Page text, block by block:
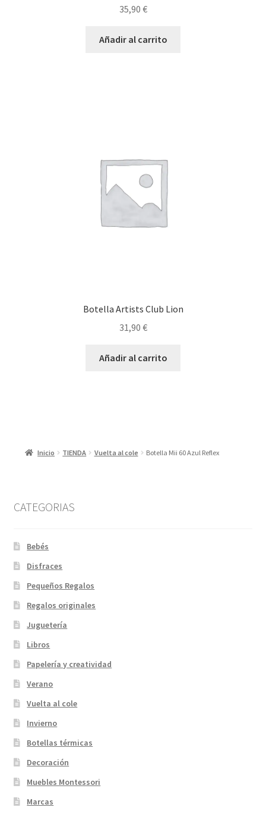
35,90 €
Añadir al carrito
Botella Artists Club Lion
31,90 €
Añadir al carrito
Inicio TIENDA Vuelta al cole Botella Mii 60 Azul Reflex
CATEGORIAS
Bebés
Disfraces
Pequeños Regalos
Regalos originales
Juguetería
Libros
Papelería y creatividad
Verano
Vuelta al cole
Invierno
Botellas térmicas
Decoración
Muebles Montessori
Marcas